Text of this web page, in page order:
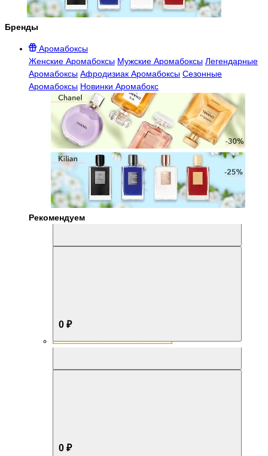
Бренды
Аромабоксы
Женские Аромабоксы Мужские Аромабоксы Легендарные
Аромабоксы Афродизиак Аромабоксы Сезонные
Аромабоксы Новинки Аромабокс
Рекомендуем
0 ₽
0 ₽